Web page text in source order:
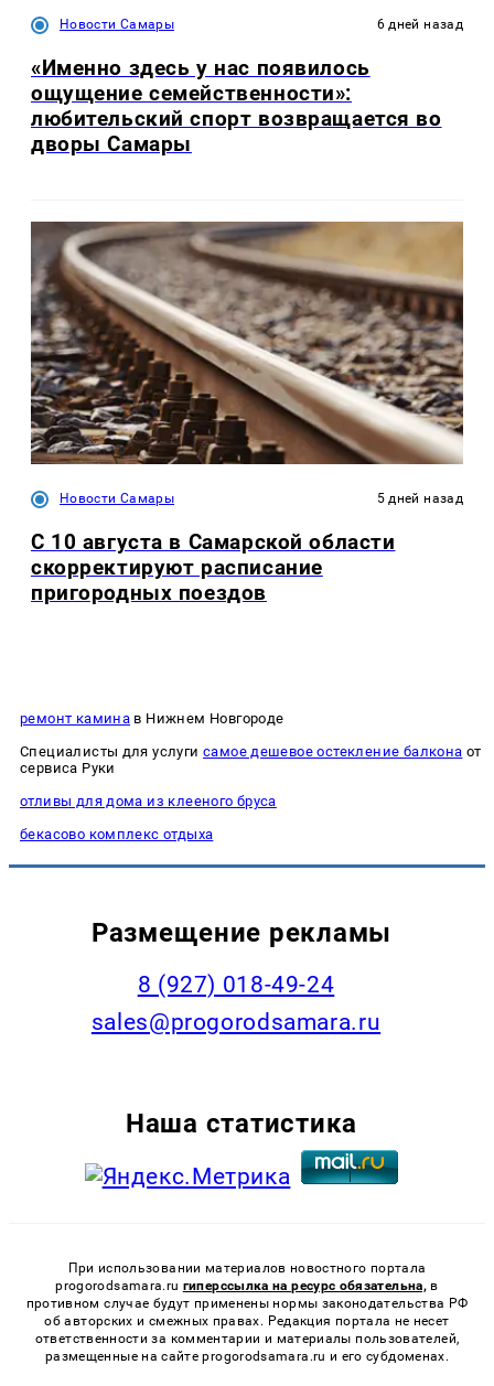
Новости Самары 6 дней назад
«Именно здесь у нас появилось
ощущение семейственности»:
любительский спорт возвращается во
дворы Самары
Новости Самары 5 дней назад
С 10 августа в Самарской области
скорректируют расписание
пригородных поездов
ремонт камина в Нижнем Новгороде
Специалисты для услуги самое дешевое остекление балкона от
сервиса Руки
отливы для дома из клееного бруса
бекасово комплекс отдыха
Размещение рекламы
8 (927) 018-49-24
sales@progorodsamara.ru
Наша статистика
При использовании материалов новостного портала
progorodsamara.ru гиперссылка на ресурс обязательна, в
противном случае будут применены нормы законодательства РФ
об авторских и смежных правах. Редакция портала не несет
ответственности за комментарии и материалы пользователей,
размещенные на сайте progorodsamara.ru и его субдоменах.